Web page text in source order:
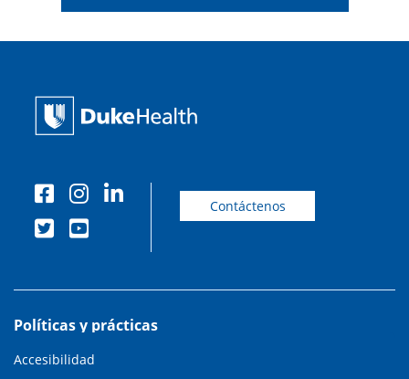
Contáctenos
Políticas y prácticas
Accesibilidad